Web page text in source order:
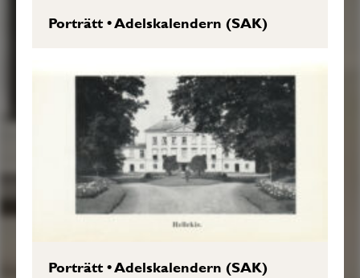
Porträtt•Adelskalendern (SAK)
Porträtt•Adelskalendern (SAK)